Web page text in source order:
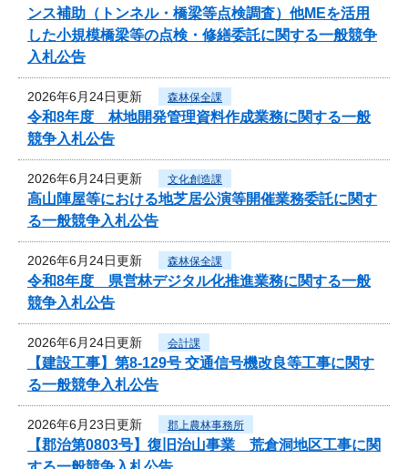
ンス補助（トンネル・橋梁等点検調査）他MEを活用
した小規模橋梁等の点検・修繕委託に関する一般競争
入札公告
2026年6月24日更新 森林保全課
令和8年度 林地開発管理資料作成業務に関する一般
競争入札公告
2026年6月24日更新 文化創造課
高山陣屋等における地芝居公演等開催業務委託に関す
る一般競争入札公告
2026年6月24日更新 森林保全課
令和8年度 県営林デジタル化推進業務に関する一般
競争入札公告
2026年6月24日更新 会計課
【建設工事】第8-129号 交通信号機改良等工事に関す
る一般競争入札公告
2026年6月23日更新 郡上農林事務所
【郡治第0803号】復旧治山事業 荒倉洞地区工事に関